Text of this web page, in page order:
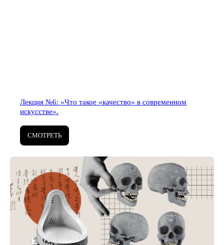
Лекция №6: «Что такое «качество» в современном
искусстве».
СМОТРЕТЬ